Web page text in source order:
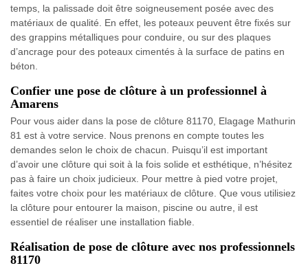
temps, la palissade doit être soigneusement posée avec des
matériaux de qualité. En effet, les poteaux peuvent être fixés sur
des grappins métalliques pour conduire, ou sur des plaques
d’ancrage pour des poteaux cimentés à la surface de patins en
béton.
Confier une pose de clôture à un professionnel à
Amarens
Pour vous aider dans la pose de clôture 81170, Elagage Mathurin
81 est à votre service. Nous prenons en compte toutes les
demandes selon le choix de chacun. Puisqu’il est important
d’avoir une clôture qui soit à la fois solide et esthétique, n’hésitez
pas à faire un choix judicieux. Pour mettre à pied votre projet,
faites votre choix pour les matériaux de clôture. Que vous utilisiez
la clôture pour entourer la maison, piscine ou autre, il est
essentiel de réaliser une installation fiable.
Réalisation de pose de clôture avec nos professionnels
81170